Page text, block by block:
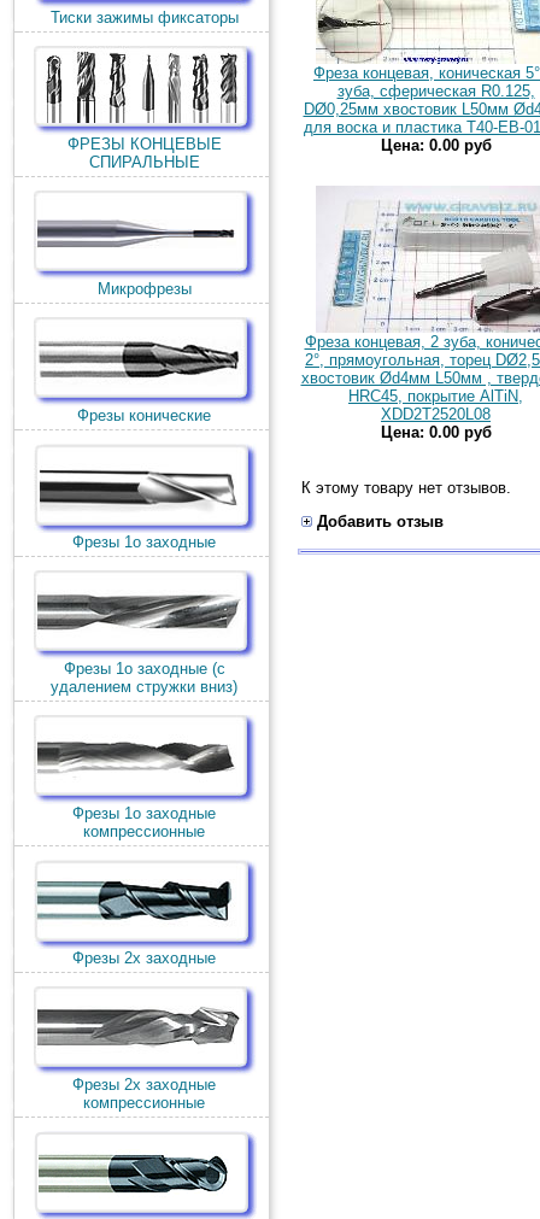
Тиски зажимы фиксаторы
ФРЕЗЫ КОНЦЕВЫЕ
СПИРАЛЬНЫЕ
Микрофрезы
Фрезы конические
Фрезы 1о заходные
Фрезы 1о заходные (c
удалением стружки вниз)
Фрезы 1о заходные
компрессионные
Фрезы 2х заходные
Фрезы 2х заходные
компрессионные
Фреза концевая, коническая
зуба, сферическая R0.125,
DØ0,25мм хвостовик L50мм
для воска и пластика T40-EB-
Цена: 0.00 руб
Фреза концевая, 2 зуба,
2°, прямоугольная, торец
хвостовик Ød4мм L50мм ,
HRC45, покрытие AlTiN,
XDD2T2520L08
Цена: 0.00 руб
К этому товару нет отзывов.
Добавить отзыв